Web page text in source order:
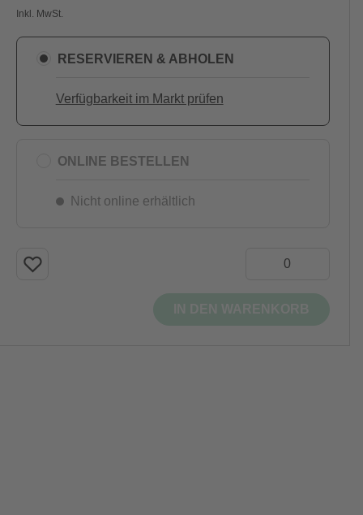
Inkl. MwSt.
RESERVIEREN & ABHOLEN
Verfügbarkeit im Markt prüfen
ONLINE BESTELLEN
Nicht online erhältlich